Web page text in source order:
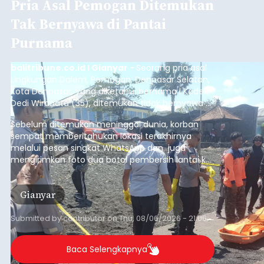
Pria Asal Pemogan Ditemukan
Tak Bernyawa di Pantai
Purnama
balitribune.co.id I Gianyar - Seorang pria asal
Lingkungan Dalem, Pemogan, Denpasar Selatan,
Kota Denpasar, yang diketahui bernama I Kadek
Dedi Wiranata (35), ditemukan tidak bernyawa di
pesisir Pantai Purnama, Sukawati.
Sebelum ditemukan meninggal dunia, korban
sempat memberitahukan lokasi terakhirnya
melalui pesan singkat WhatsApp dan juga
mengirimkan foto dua botol pembersih lantai ke
istrinya.
Gianyar
Submitted bycontributoronThu, 08/06/2026 - 21:06
Baca Selengkapnya